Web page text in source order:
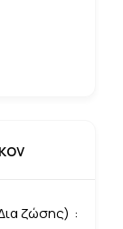
ζώσης)